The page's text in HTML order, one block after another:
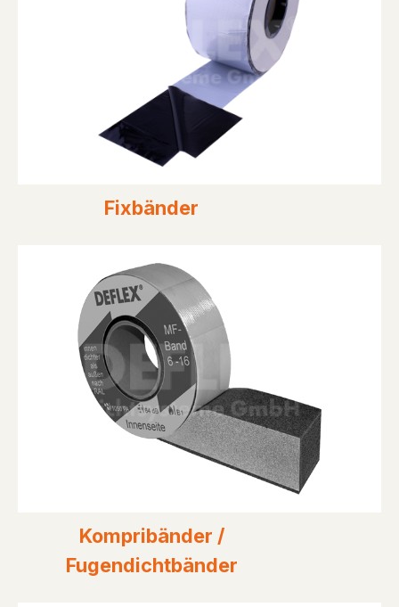
Fixbänder
Kompribänder /
Fugendichtbänder